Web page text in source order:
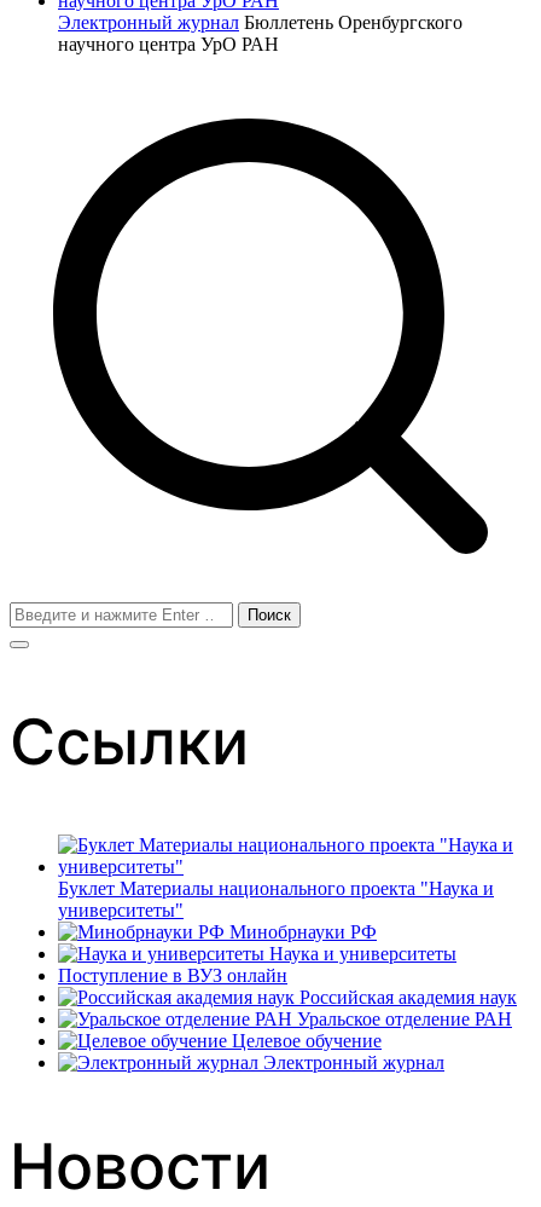
Электронный журнал Бюллетень Оренбургского
научного центра УрО РАН
Поиск
для:
Ссылки
Буклет Материалы национального проекта "Наука и
университеты"
Минобрнауки РФ
Наука и университеты
Поступление в ВУЗ онлайн
Российская академия наук
Уральское отделение РАН
Целевое обучение
Электронный журнал
Новости